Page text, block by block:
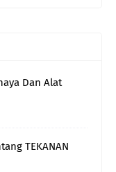
Dan Alat
TEKANAN